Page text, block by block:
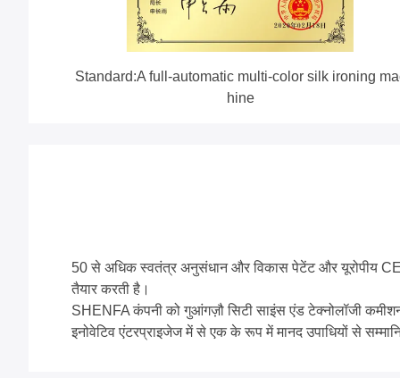
Standard:A full-automatic multi-color silk ironing
hine
50 से अधिक स्वतंत्र अनुसंधान और विकास पेटेंट और यूरोपीय CE
तैयार करती है।
SHENFA कंपनी को गुआंगज़ौ सिटी साइंस एंड टेक्नोलॉजी कमीशन,
इनोवेटिव एंटरप्राइजेज में से एक के रूप में मानद उपाधियों से